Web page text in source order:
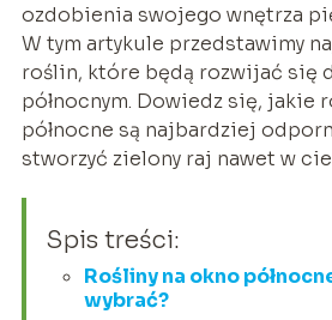
ozdobienia swojego wnętrza
W tym artykule przedstawimy
roślin, które będą rozwijać się
północnym. Dowiedz się, jakie
północne są najbardziej
stworzyć zielony raj nawet w
Spis treści:
Rośliny na okno
wybrać?